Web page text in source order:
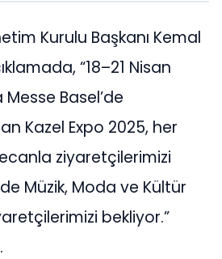
Kurulu Başkanı Kemal
“18–21 Nisan
Basel’de
Kazel Expo 2025, her
ziyaretçilerimizi
Müzik, Moda ve Kültür
bekliyor.”